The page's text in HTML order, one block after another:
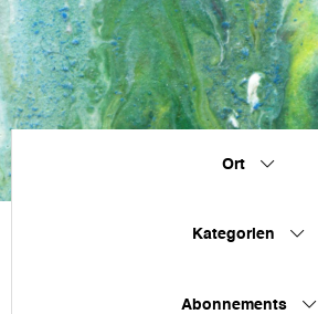
Ort
Kategorien
Abonnements